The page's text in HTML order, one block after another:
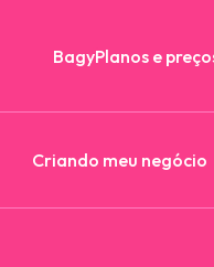
BagyPlanos e
Criando meu negócio